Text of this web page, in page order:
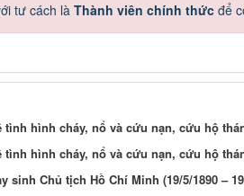
tư cách là Thành viên chính thức để
tình hình cháy, nổ và cứu nạn, cứu hộ
tình hình cháy, nổ và cứu nạn, cứu hộ
sinh Chủ tịch Hồ Chí Minh (19/5/1890 –